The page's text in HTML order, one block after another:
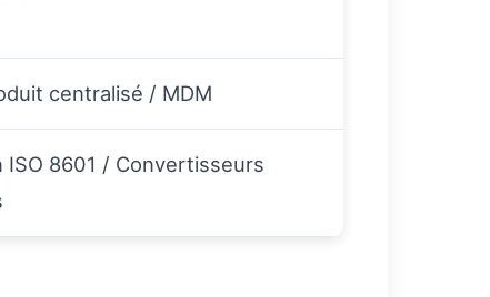
centralisé / MDM
ISO 8601 / Convertisseurs